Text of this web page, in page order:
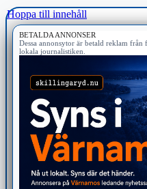
Hoppa till innehåll
BETALDA ANNONSER
Dessa annonsytor är betald reklam från
lokala journalistiken.